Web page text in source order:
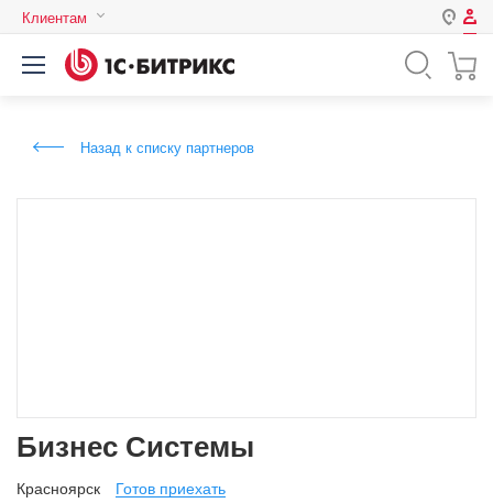
Клиентам
Авторизация
Назад к списку партнеров
Бизнес Системы
Красноярск Готов приехать